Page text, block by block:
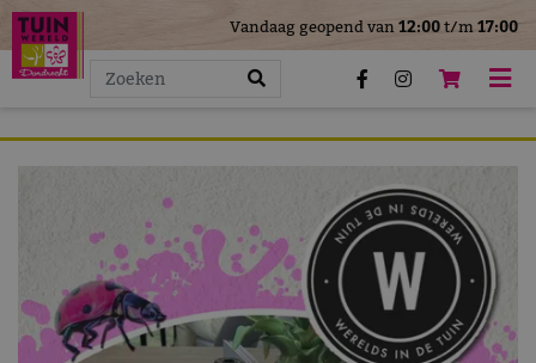
Vandaag geopend van12:00t/m17:00